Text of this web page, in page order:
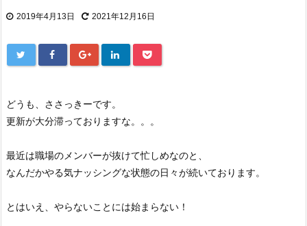
2019年4月13日 2021年12月16日
どうも、ささっきーです。
更新が大分滞っておりますな。。。
最近は職場のメンバーが抜けて忙しめなのと、
なんだかやる気ナッシングな状態の日々が続いております。
とはいえ、やらないことには始まらない！